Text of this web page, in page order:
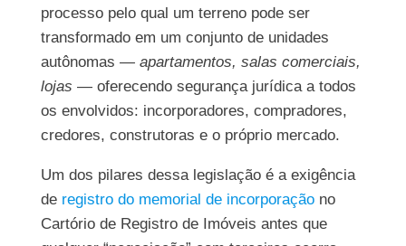
processo pelo qual um terreno pode ser
transformado em um conjunto de unidades
autônomas — apartamentos, salas comerciais,
lojas — oferecendo segurança jurídica a todos
os envolvidos: incorporadores, compradores,
credores, construtoras e o próprio mercado.
Um dos pilares dessa legislação é a exigência
de registro do memorial de incorporaçãono
Cartório de Registro de Imóveis antes que